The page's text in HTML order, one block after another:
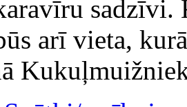
sadzīvi.
arī vieta,